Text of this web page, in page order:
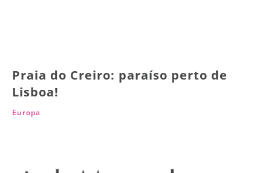
Praia do Creiro: paraíso perto de
Lisboa!
Europa